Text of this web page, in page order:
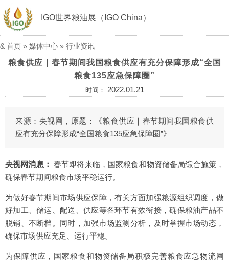
IGO世界粮油展（IGO China）
& 首页 » 媒体中心 » 行业资讯
粮食供应｜春节期间我国粮食供应有充分保障形成“全国
粮食135应急保障圈”
时间： 2022.01.21
来源：央视网，原题：《粮食供应｜春节期间我国粮食供
应有充分保障形成“全国粮食135应急保障圈”》
央视网消息： 春节即将来临，国家粮食和物资储备局综合施策，
确保春节期间粮食市场平稳运行。
为做好春节期间市场供应保障，有关方面加强粮源组织调度，做
好加工、储运、配送、供应等各环节有效衔接，确保粮油产品不
脱销、不断档。同时，加强市场监测分析，及时掌握市场动态，
确保市场供应充足、运行平稳。
为保障供应，国家粮食和物资储备局积极完善粮食应急物流网